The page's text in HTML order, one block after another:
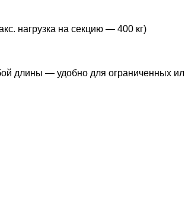
нагрузка на секцию — 400 кг)
длины — удобно для ограниченных